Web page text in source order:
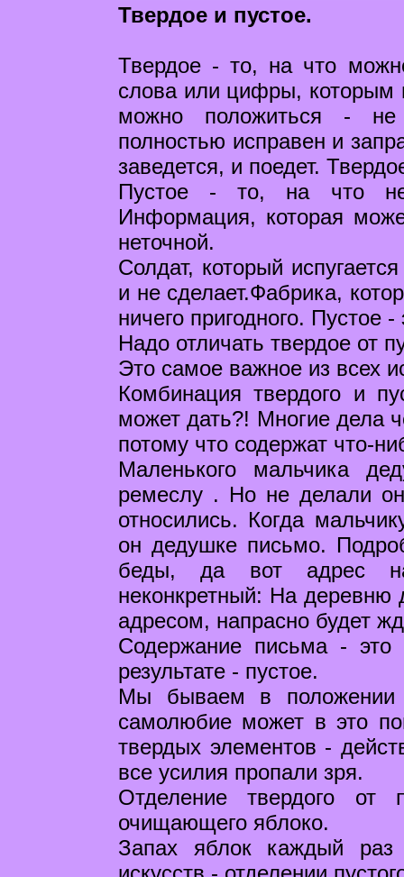
Твердое и пустое.
Твердое - то, на что
слова или цифры, которым
можно положиться - не
полностью исправен и
заведется, и поедет.
Пустое - то, на что
Информация, которая
неточной.
Солдат, который
и не сделает.Фабрика,
ничего пригодного. Пустое -
Надо отличать твердое от
Это самое важное из всех
Комбинация твердого и
может дать?! Многие дела
потому что содержат что-
Маленького мальчика
ремеслу . Но не делали
относились. Когда
он дедушке письмо.
беды, да вот адрес
неконкретный: На
адресом, напрасно будет
Содержание письма -
результате - пустое.
Мы бываем в положении
самолюбие может в это
твердых элементов -
все усилия пропали зря.
Отделение твердого от
очищающего яблоко.
Запах яблок каждый